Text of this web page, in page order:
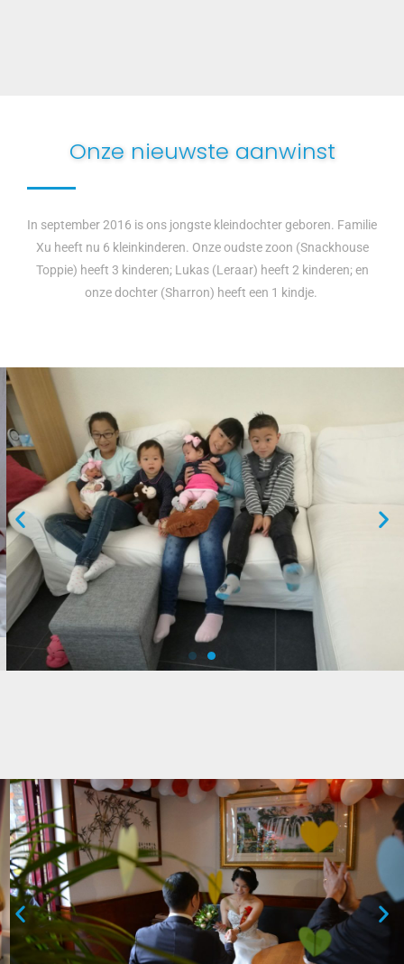
Onze nieuwste aanwinst
In september 2016 is ons jongste kleindochter geboren. Familie
Xu heeft nu 6 kleinkinderen. Onze oudste zoon (Snackhouse
Toppie) heeft 3 kinderen; Lukas (Leraar) heeft 2 kinderen; en
onze dochter (Sharron) heeft een 1 kindje.